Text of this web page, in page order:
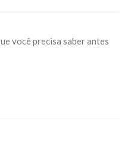
você precisa saber antes